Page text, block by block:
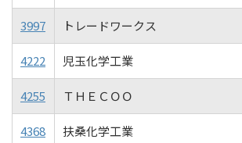
3997 トレードワークス
4222 児玉化学工業
4255 ＴＨＥＣＯＯ
4368 扶桑化学工業